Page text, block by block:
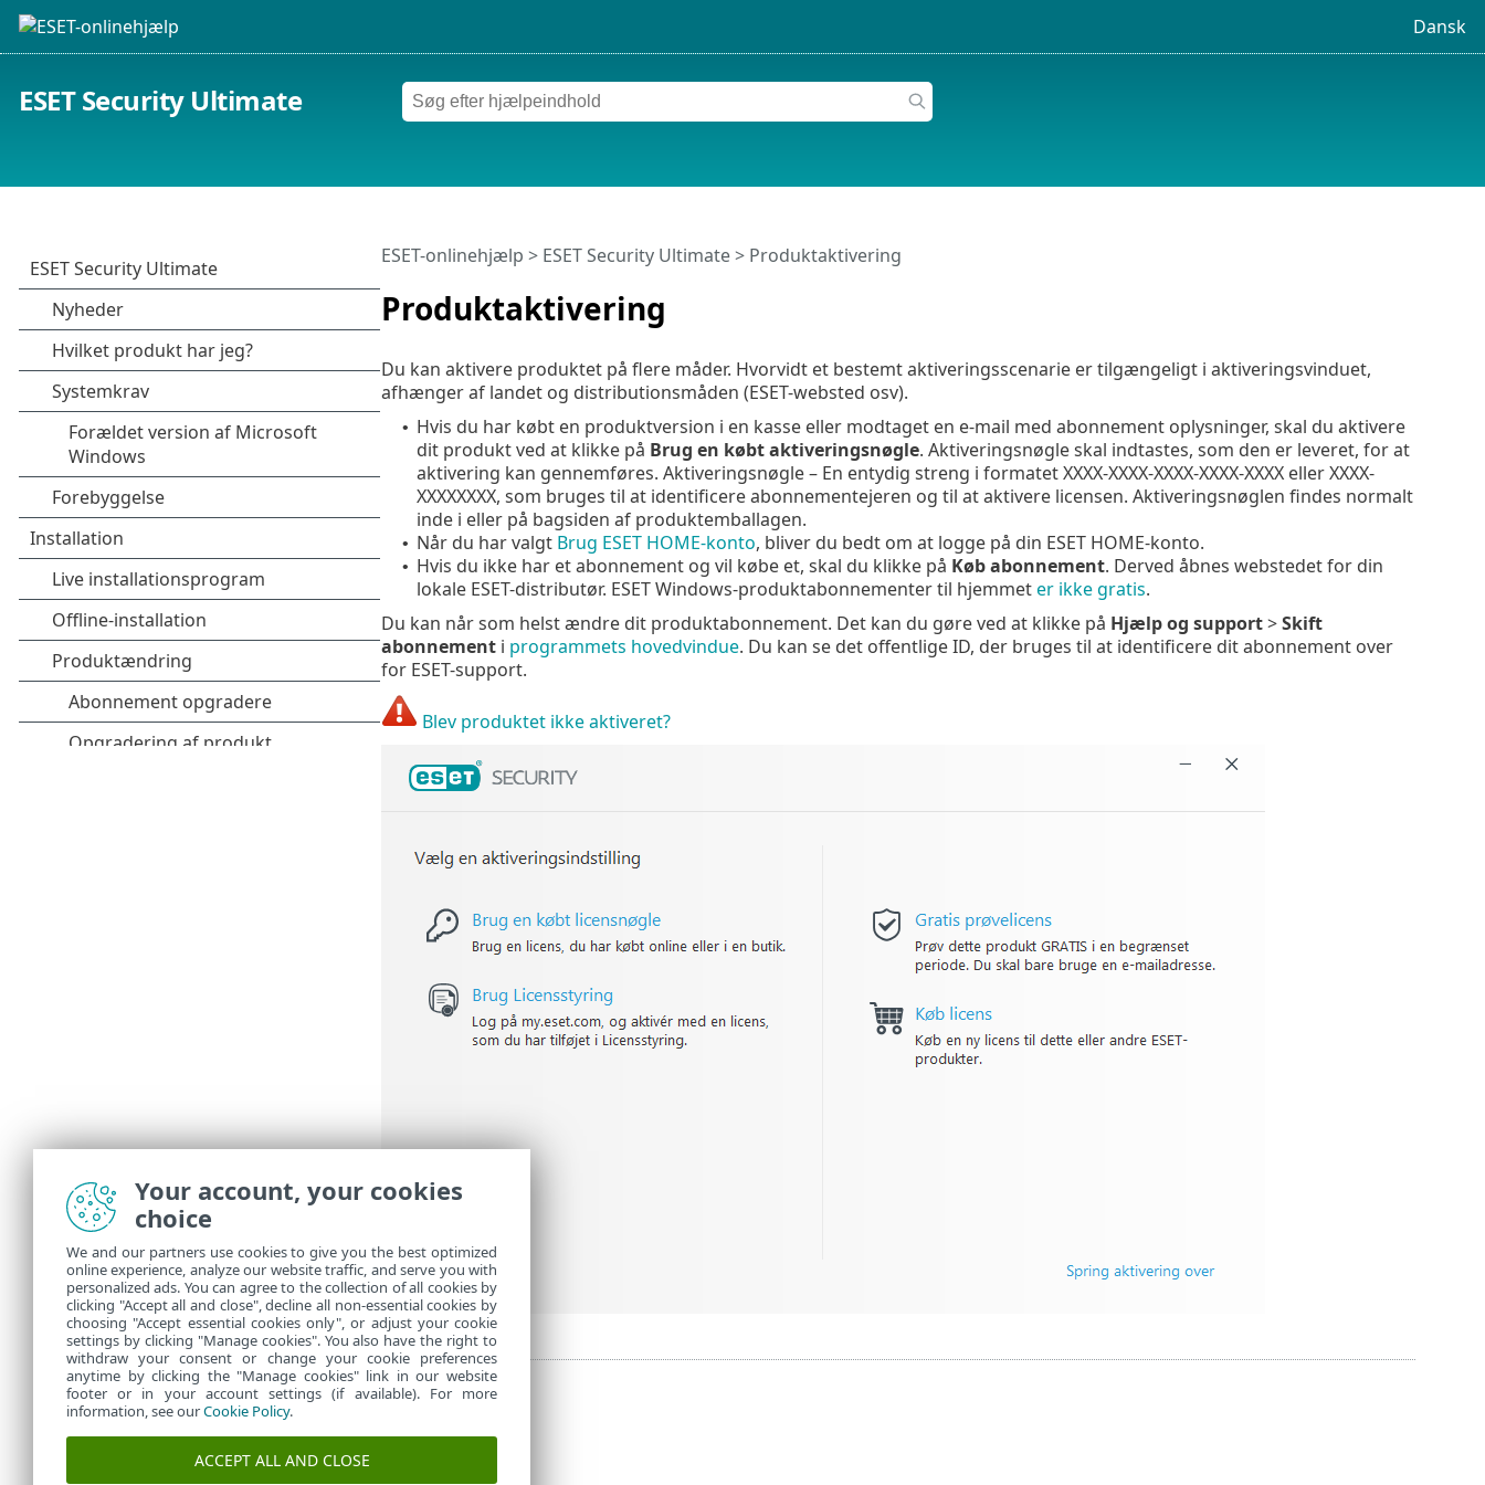
Dansk
ESET Security Ultimate
Produktaktivering
ESET-onlinehjælp > ESET Security Ultimate> Produktaktivering
Du kan aktivere produktet på flere måder. Hvorvidt et bestemt aktiveringsscenarie er tilgængeligt i aktiveringsvinduet,
afhænger af landet og distributionsmåden (ESET-websted osv).
• Hvis du har købt en produktversion i en kasse eller modtaget en e-mail med abonnement oplysninger, skal du aktivere
dit produkt ved at klikke på Brug en købt aktiveringsnøgle. Aktiveringsnøgle skal indtastes, som den er leveret, for at
aktivering kan gennemføres. Aktiveringsnøgle – En entydig streng i formatet XXXX-XXXX-XXXX-XXXX-XXXX eller XXXX-
XXXXXXXX, som bruges til at identificere abonnementejeren og til at aktivere licensen. Aktiveringsnøglen findes normalt
inde i eller på bagsiden af produktemballagen.
• Når du har valgt Brug ESET HOME-konto, bliver du bedt om at logge på din ESET HOME-konto.
• Hvis du ikke har et abonnement og vil købe et, skal du klikke på Køb abonnement. Derved åbnes webstedet for din
lokale ESET-distributør. ESET Windows-produktabonnementer til hjemmeter ikke gratis.
Du kan når som helst ændre dit produktabonnement. Det kan du gøre ved at klikke på Hjælp og support>Skift
abonnementi programmets hovedvindue. Du kan se det offentlige ID, der bruges til at identificere dit abonnement over
for ESET-support.
Blev produktet ikke aktiveret?
Your account, your cookies
choice
We and our partners use cookies to give you the best optimized
online experience, analyze our website traffic, and serve you with
personalized ads. You can agree to the collection of all cookies by
clicking "Accept all and close", decline all non-essential cookies by
choosing "Accept essential cookies only", or adjust your cookie
settings by clicking "Manage cookies". You also have the right to
withdraw your consent or change your cookie preferences
anytime by clicking the "Manage cookies" link in our website
footer or in your account settings (if available). For more
information, see ourCookie Policy.
ACCEPT ALL AND CLOSE